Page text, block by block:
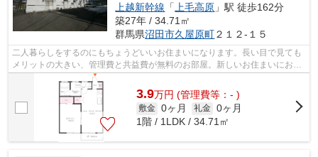
上越新幹線 「 上毛高原 」駅 徒歩162分
築27年 / 34.71㎡
群馬県沼田市久屋原町２１２-１５
二人暮らしをするのにもちょうどいいお住まいになります。長い目で見ても
メリットの大きい、管理費と共益費が無料のお部屋。新しいお住まいにおス
スメのアパート物件。年間を通して快...
3.9万円 (管理費等：- )
敷金 0ヶ月 礼金 0ヶ月
1階 / 1LDK / 34.71㎡